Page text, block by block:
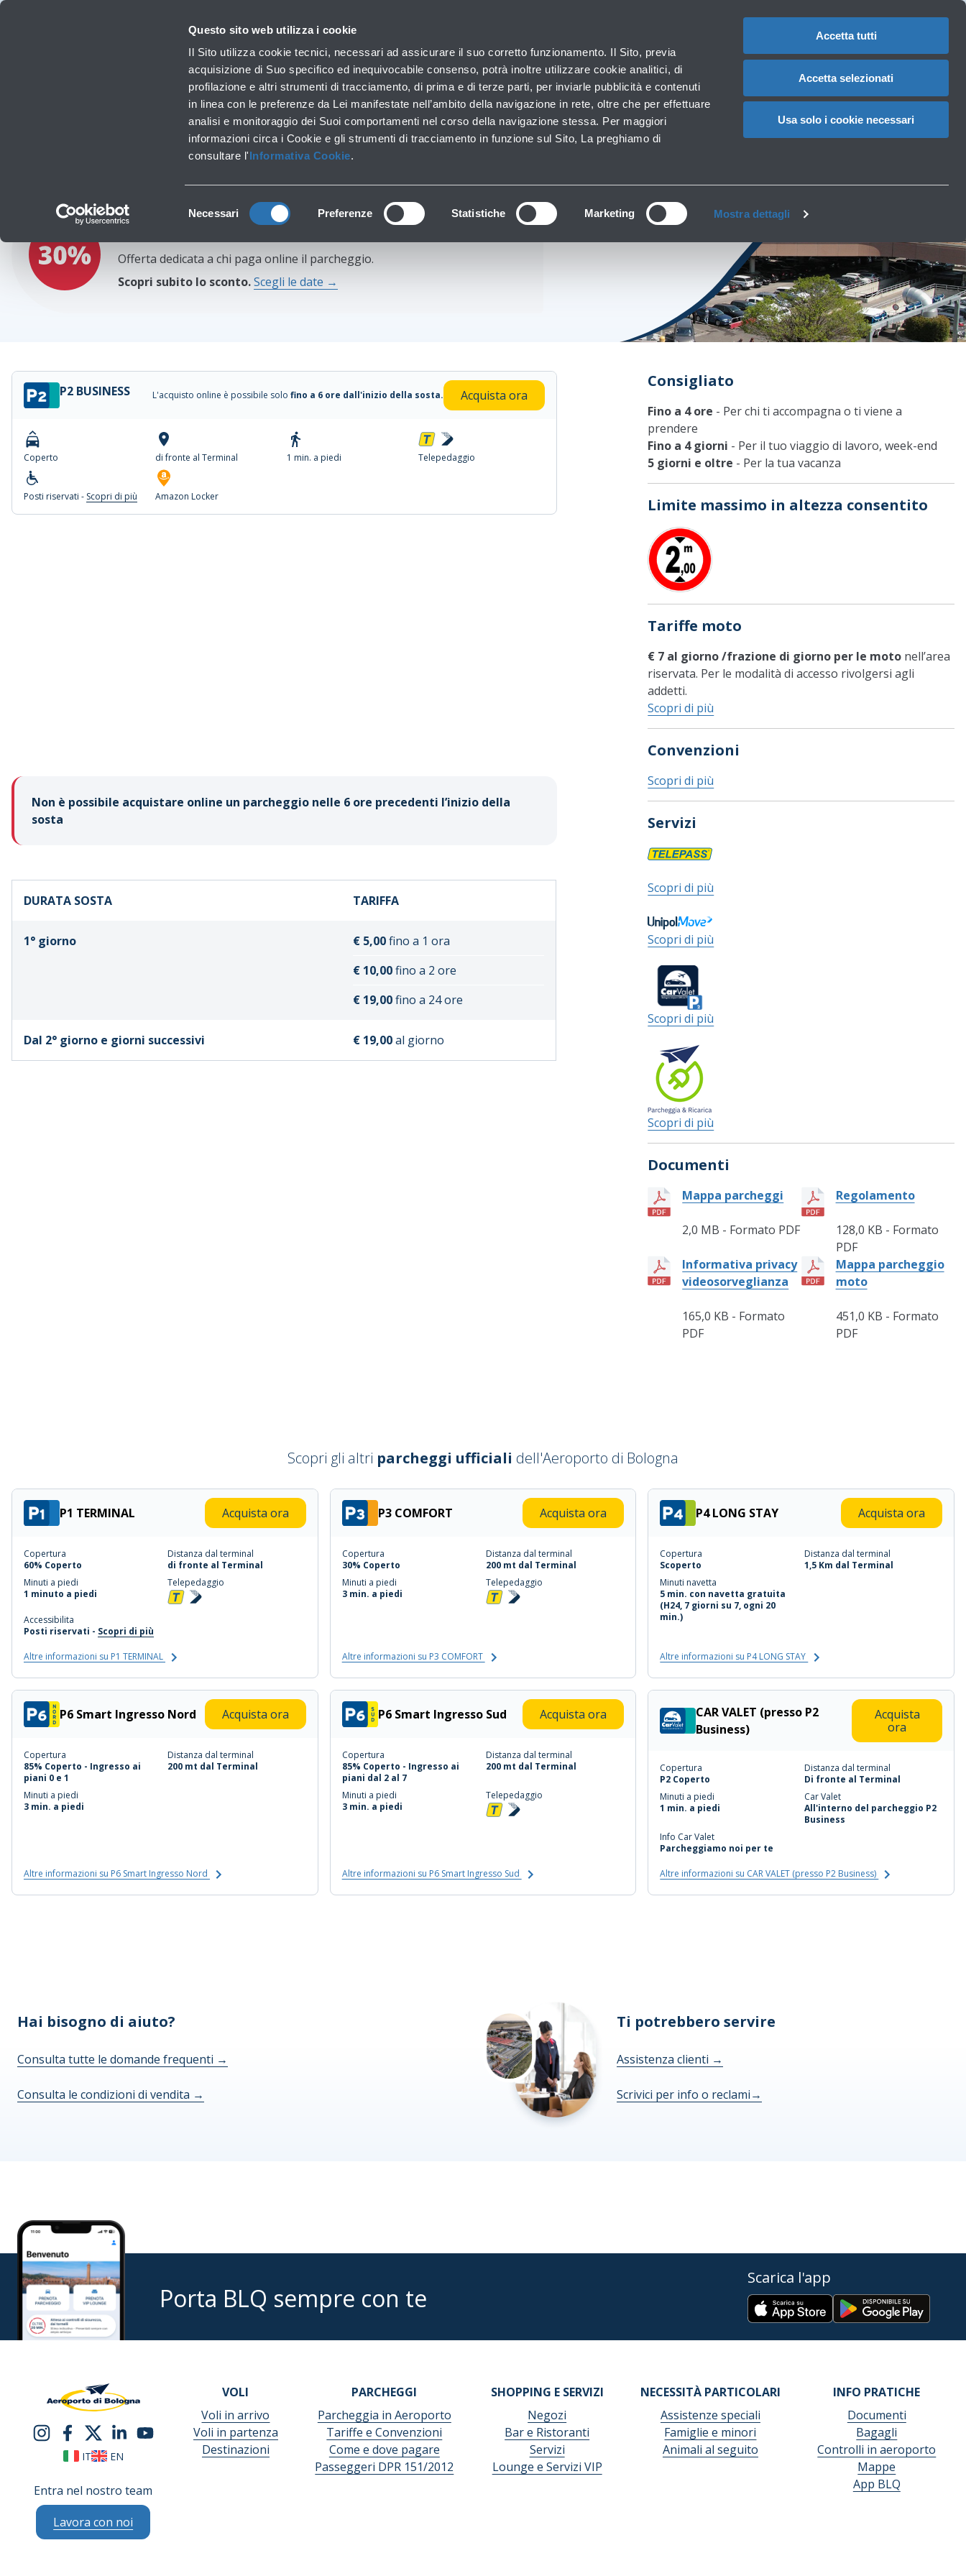
Questo sito web utilizza i cookie
Il Sito utilizza cookie tecnici, necessari ad assicurare il suo corretto funzionamento. Il Sito, previa
acquisizione di Suo specifico ed inequivocabile consenso, potrà inoltre utilizzare cookie analitici, di
profilazione e altri strumenti di tracciamento, di prima e di terze parti, per inviarle pubblicità e contenuti
in linea con le preferenze da Lei manifestate nell’ambito della navigazione in rete, oltre che per effettuare
analisi e monitoraggio dei Suoi comportamenti nel corso della navigazione stessa. Per maggiori
informazioni circa i Cookie e gli strumenti di tracciamento in funzione sul Sito, La preghiamo di
consultare l'Informativa Cookie.
del
Necessari Preferenze Statistiche Marketing Mostra dettagli
Accetta tutti
Accetta selezionati
Usa solo i cookie necessari
CAMBIA
Voli
Orari, destinazioni e info
Parcheggi
Soste brevi e lunghe
Da e per l'aeroporto
Trasporti pubblici e auto
In aeroporto
Lounge, shopping e servizi
Necessità particolari
Accessibilità, Famiglie, Animali Carrello
Parcheggio P2 Business
Fino al 30% di sconto se acquisti online!
Offerta dedicata a chi paga online il parcheggio.
Scopri subito lo sconto.Scegli le date →
P2 BUSINESS L'acquisto online è possibile solo fino a 6 ore dall'inizio della sosta. Acquista ora
Coperto di fronte al Terminal 1 min. a piedi Telepedaggio
Posti riservati - Scopri di più Amazon Locker
Non è possibile acquistare online un parcheggio nelle 6 ore precedenti l’inizio della
sosta
DURATA SOSTA TARIFFA
1° giorno € 5,00fino a 1 ora
€ 10,00fino a 2 ore
€ 19,00fino a 24 ore
Dal 2° giorno e giorni successivi € 19,00al giorno
Consigliato
Fino a 4 ore - Per chi ti accompagna o ti viene a
prendere
Fino a 4 giorni - Per il tuo viaggio di lavoro, week-end
5 giorni e oltre - Per la tua vacanza
Limite massimo in altezza consentito
Tariffe moto
€ 7 al giorno /frazione di giorno per le moto nell’area
riservata. Per le modalità di accesso rivolgersi agli
addetti.
Scopri di più
Convenzioni
Scopri di più
Servizi
Scopri di più
Scopri di più
Scopri di più
Scopri di più
Documenti
Mappa parcheggi
2,0 MB - Formato PDF
Regolamento
128,0 KB - Formato
PDF
Informativa privacy
videosorveglianza
165,0 KB - Formato
PDF
Mappa parcheggio
moto
451,0 KB - Formato
PDF
Scopri gli altri parcheggi ufficiali dell'Aeroporto di Bologna
P1 TERMINAL Acquista ora
Copertura
60% Coperto
Distanza dal terminal
di fronte al Terminal
Minuti a piedi
1 minuto a piedi
Telepedaggio
Accessibilita
Posti riservati - Scopri di più
Altre informazioni su P1 TERMINAL
P3 COMFORT Acquista ora
Copertura
30% Coperto
Distanza dal terminal
200 mt dal Terminal
Minuti a piedi
3 min. a piedi
Telepedaggio
Altre informazioni su P3 COMFORT
P4 LONG STAY Acquista ora
Copertura
Scoperto
Distanza dal terminal
1,5 Km dal Terminal
Minuti navetta
5 min. con navetta gratuita
(H24, 7 giorni su 7, ogni 20
min.)
Altre informazioni su P4 LONG STAY
P6 Smart Ingresso Nord Acquista ora
Copertura
85% Coperto - Ingresso ai
piani 0 e 1
Distanza dal terminal
200 mt dal Terminal
Minuti a piedi
3 min. a piedi
Altre informazioni su P6 Smart Ingresso Nord
P6 Smart Ingresso Sud Acquista ora
Copertura
85% Coperto - Ingresso ai
piani dal 2 al 7
Distanza dal terminal
200 mt dal Terminal
Minuti a piedi
3 min. a piedi
Telepedaggio
Altre informazioni su P6 Smart Ingresso Sud
CAR VALET (presso P2
Business)
Acquista
ora
Copertura
P2 Coperto
Distanza dal terminal
Di fronte al Terminal
Minuti a piedi
1 min. a piedi
Car Valet
All'interno del parcheggio P2
Business
Info Car Valet
Parcheggiamo noi per te
Altre informazioni su CAR VALET (presso P2 Business)
Hai bisogno di aiuto?
Consulta tutte le domande frequenti →
Consulta le condizioni di vendita →
Ti potrebbero servire
Assistenza clienti →
Scrivici per info o reclami→
Porta BLQ sempre con te
Scarica l'app
IT EN
Entra nel nostro team
Lavora con noi
VOLI
Voli in arrivo
Voli in partenza
Destinazioni
PARCHEGGI
Parcheggia in Aeroporto
Tariffe e Convenzioni
Come e dove pagare
Passeggeri DPR 151/2012
SHOPPING E SERVIZI
Negozi
Bar e Ristoranti
Servizi
Lounge e Servizi VIP
NECESSITÀ PARTICOLARI
Assistenze speciali
Famiglie e minori
Animali al seguito
INFO PRATICHE
Documenti
Bagagli
Controlli in aeroporto
Mappe
App BLQ